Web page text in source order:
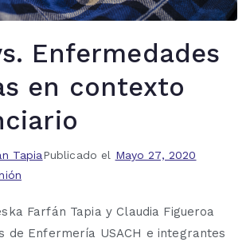
Enfermedades
en contexto
TapiaPublicado el Mayo 27, 2020
Farfán Tapia y Claudia Figueroa
de Enfermería USACH e integrantes